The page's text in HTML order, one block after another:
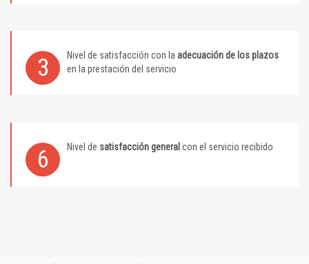
3 Nivel de satisfacción con la adecuación de los plazos
en la prestación del servicio
6 Nivel de satisfacción general con el servicio recibido